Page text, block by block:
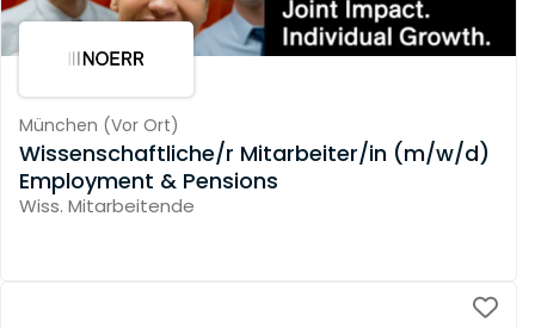
München (Vor Ort)
Wissenschaftliche/r Mitarbeiter/in (m/w/d)
Employment & Pensions
Wiss. Mitarbeitende